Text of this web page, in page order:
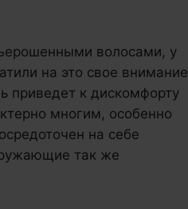
волосами, у
на это свое внимание
приведет к дискомфорту
многим, особенно
на себе
так же